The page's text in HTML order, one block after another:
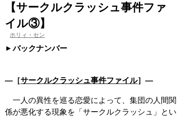
【サークルクラッシュ事件ファ
イル③】
ホリィ・セン
バックナンバー
―［サークルクラッシュ事件ファイル］―
一人の異性を巡る恋愛によって、集団の人間関
係が悪化する現象を「サークルクラッシュ」とい